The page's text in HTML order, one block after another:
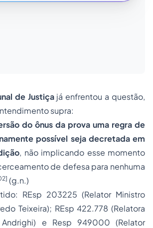
de Justiçajá enfrentou a questão,
supra:
do ônus da prova uma regra de
possível seja decretada em
, não implicando esse momento
de defesa para nenhuma
(g.n.)
REsp 203225 (Relator Ministro
Teixeira); REsp 422.778 (Relatora
Andrighi) e Resp 949000 (Relator